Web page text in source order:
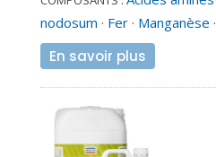
nodosum · Fer· Manganèse ·
En savoir plus